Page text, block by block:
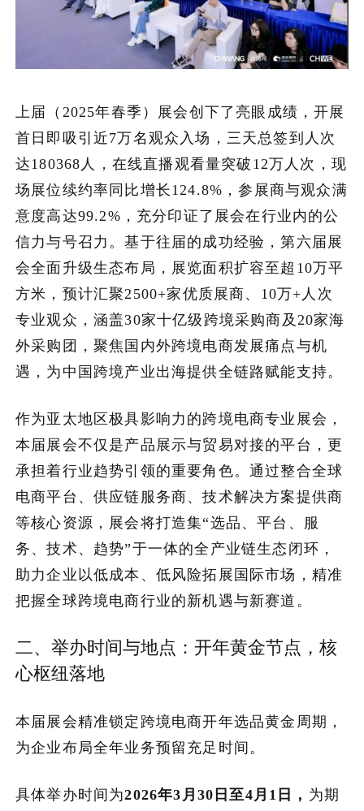
上届（2025年春季）展会创下了亮眼成绩，开展
首日即吸引近7万名观众入场，三天总签到人次
达180368人，在线直播观看量突破12万人次，现
场展位续约率同比增长124.8%，参展商与观众满
意度高达99.2%，充分印证了展会在行业内的公
信力与号召力。基于往届的成功经验，第六届展
会全面升级生态布局，展览面积扩容至超10万平
方米，预计汇聚2500+家优质展商、10万+人次
专业观众，涵盖30家十亿级跨境采购商及20家海
外采购团，聚焦国内外跨境电商发展痛点与机
遇，为中国跨境产业出海提供全链路赋能支持。
作为亚太地区极具影响力的跨境电商专业展会，
本届展会不仅是产品展示与贸易对接的平台，更
承担着行业趋势引领的重要角色。通过整合全球
电商平台、供应链服务商、技术解决方案提供商
等核心资源，展会将打造集“选品、平台、服
务、技术、趋势”于一体的全产业链生态闭环，
助力企业以低成本、低风险拓展国际市场，精准
把握全球跨境电商行业的新机遇与新赛道。
二、举办时间与地点：开年黄金节点，核
心枢纽落地
本届展会精准锁定跨境电商开年选品黄金周期，
为企业布局全年业务预留充足时间。
具体举办时间为2026年3月30日至4月1日， 为期